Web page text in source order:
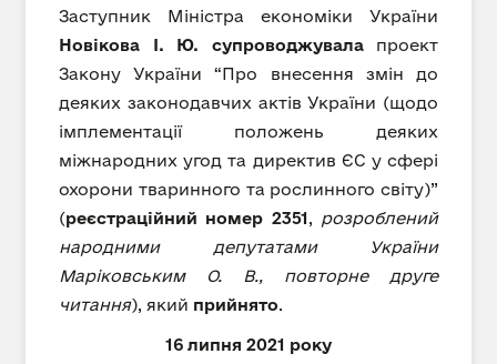
Заступник Міністра економіки України
Новікова І. Ю.
супроводжувала проект
Закону України “Про внесення змін до
деяких законодавчих актів України (щодо
імплементації положень деяких
міжнародних угод та директив ЄС у сфері
охорони тваринного та рослинного світу)”
(реєстраційний номер 2351, розроблений
народними депутатами України
Маріковським О. В., повторне друге
читання), який прийнято.
16 липня 2021 року